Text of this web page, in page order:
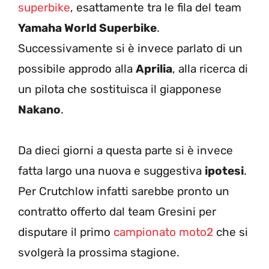
superbike, esattamente tra le fila del team
Yamaha World Superbike.
Successivamente si è invece parlato di un
possibile approdo alla Aprilia, alla ricerca di
un pilota che sostituisca il giapponese
Nakano.
Da dieci giorni a questa parte si è invece
fatta largo una nuova e suggestiva ipotesi.
Per Crutchlow infatti sarebbe pronto un
contratto offerto dal team Gresini per
disputare il primo campionato moto2 che si
svolgerà la prossima stagione.